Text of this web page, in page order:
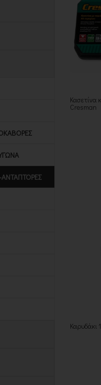
ΑΝΤΑΠΤΟΡΕΣ
Κασετίνα
Cresman
Καρυδάκι